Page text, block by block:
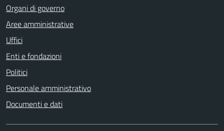
Organi di governo
Aree amministrative
Uffici
Enti e fondazioni
Politici
Personale amministrativo
Documenti e dati